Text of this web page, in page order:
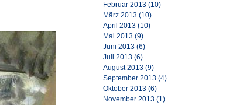
Februar 2013 (10)
März 2013 (10)
April 2013 (10)
Mai 2013 (9)
Juni 2013 (6)
Juli 2013 (6)
August 2013 (9)
September 2013 (4)
Oktober 2013 (6)
November 2013 (1)